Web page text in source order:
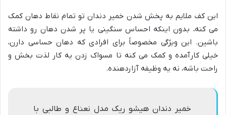
این کف ملایم به پخش شدن خمیر دندان تو تمام نقاط دهان کمک
می کنه، بدون اینکه احساس سنگینی یا پر شدن دهان رو داشته
باشین. این ویژگی مخصوصاً برای افرادی که دهان حساسی دارن،
خیلی کارآمده و کمک می کنه تا مسواک زدن یه کار لذت بخش و
راحت باشه، نه یه وظیفه آزاردهنده.
خمیر دندان هیشو ریک مدل نعناع و طالبی با